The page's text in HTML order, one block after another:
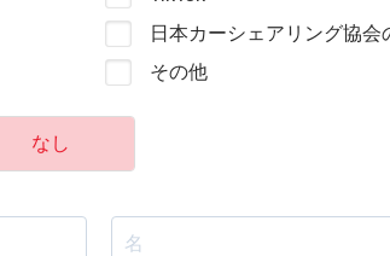
日本カーシェアリング協会
その他
なし